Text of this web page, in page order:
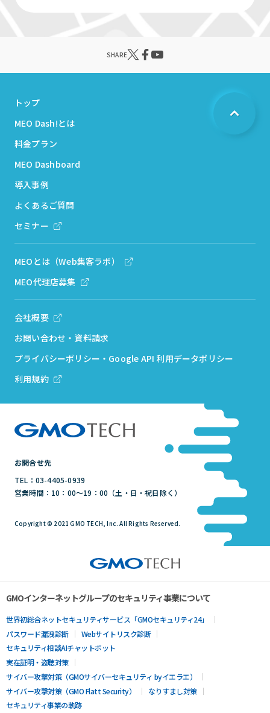
SHARE
お問合せ先
TEL：03-4405-0939
営業時間：10：00～19：00（土・日・祝日除く）
トップ
MEO Dash!とは
料金プラン
MEO Dashboard
導入事例
よくあるご質問
セミナー
MEOとは（Web集客ラボ）
MEO代理店募集
会社概要
お問い合わせ・資料請求
プライバシーポリシー・Google API 利用データポリシー
利用規約
Copyright © 2021 GMO TECH, Inc. All Rights Reserved.
GMOインターネットグループのセキュリティ事業について
世界初総合ネットセキュリティサービス「GMOセキュリティ24」
パスワード漏洩診断
Webサイトリスク診断
セキュリティ相談AIチャットボット
実在証明・盗聴対策
サイバー攻撃対策（GMOサイバーセキュリティ byイエラエ）
サイバー攻撃対策（GMO Flatt Security）
なりすまし対策
セキュリティ事業の軌跡